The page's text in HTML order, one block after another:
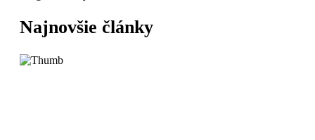
Najnovšie články